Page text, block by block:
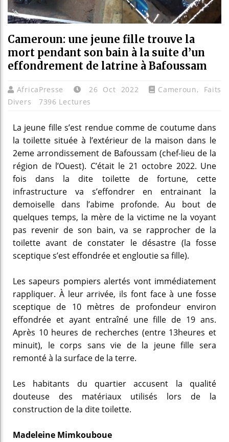
Cameroun: une jeune fille trouve la
mort pendant son bain à la suite d’un
effondrement de latrine à Bafoussam
AfricaPresse 26 Oct 2022 Cameroun, Faits
Divers
7396 Lectures
La jeune fille s’est rendue comme de coutume dans
la toilette située à l’extérieur de la maison dans le
2eme arrondissement de Bafoussam (chef-lieu de la
région de l’Ouest). C’était le 21 octobre 2022. Une
fois dans la dite toilette de fortune, cette
infrastructure va s’effondrer en entrainant la
demoiselle dans l’abime profonde. Au bout de
quelques temps, la mère de la victime ne la voyant
pas revenir de son bain, va se rapprocher de la
toilette avant de constater le désastre (la fosse
sceptique s’est effondrée et engloutie sa fille).
Les sapeurs pompiers alertés vont immédiatement
rappliquer. À leur arrivée, ils font face à une fosse
sceptique de 10 mètres de profondeur environ
effondrée et ayant entraîné une fille de 19 ans.
Après 10 heures de recherches (entre 13heures et
minuit), le corps sans vie de la jeune fille sera
remonté à la surface de la terre.
Les habitants du quartier accusent la qualité
douteuse des matériaux utilisés lors de la
construction de la dite toilette.
Madeleine Mimkouboue